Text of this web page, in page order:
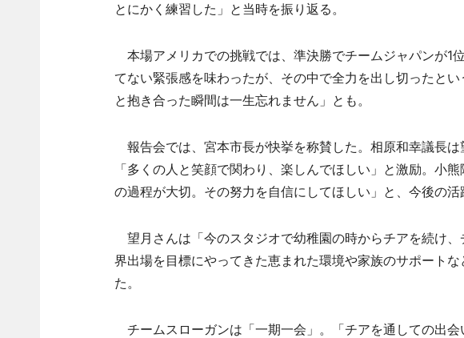
とにかく練習した」と当時を振り返る。
本場アメリカでの挑戦では、準決勝でチームジャパンが1
てない緊張感を味わったが、その中で全力を出し切ったと
と抱き合った瞬間は一生忘れません」とも。
報告会では、宮本市長が快挙を称賛した。相原和幸議長は
「多くの人と笑顔で関わり、楽しんでほしい」と激励。小
の過程が大切。その努力を自信にしてほしい」と、今後の活
望月さんは「今のスタジオで幼稚園の時からチアを続け
界出場を目標にやってきた恵まれた環境や家族のサポート
た。
チームスローガンは「一期一会」。「チアを通しての出